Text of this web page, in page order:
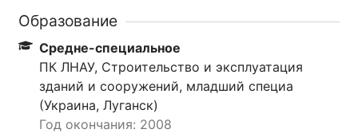
Образование
Средне-специальное
ПК ЛНАУ, Строительство и эксплуатация
зданий и сооружений, младший специа
(Украина, Луганск)
Год окончания: 2008